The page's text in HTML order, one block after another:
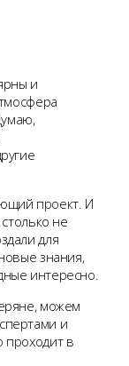
и
проект. И
не
для
знания,
интересно.
можем
и
проходит в